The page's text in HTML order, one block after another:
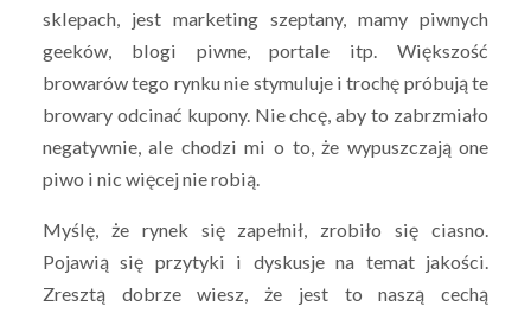
sklepach, jest marketing szeptany, mamy piwnych
geeków, blogi piwne, portale itp. Większość
browarów tego rynku nie stymuluje i trochę próbują te
browary odcinać kupony. Nie chcę, aby to zabrzmiało
negatywnie, ale chodzi mi o to, że wypuszczają one
piwo i nic więcej nie robią.
Myślę, że rynek się zapełnił, zrobiło się ciasno.
Pojawią się przytyki i dyskusje na temat jakości.
Zresztą dobrze wiesz, że jest to naszą cechą